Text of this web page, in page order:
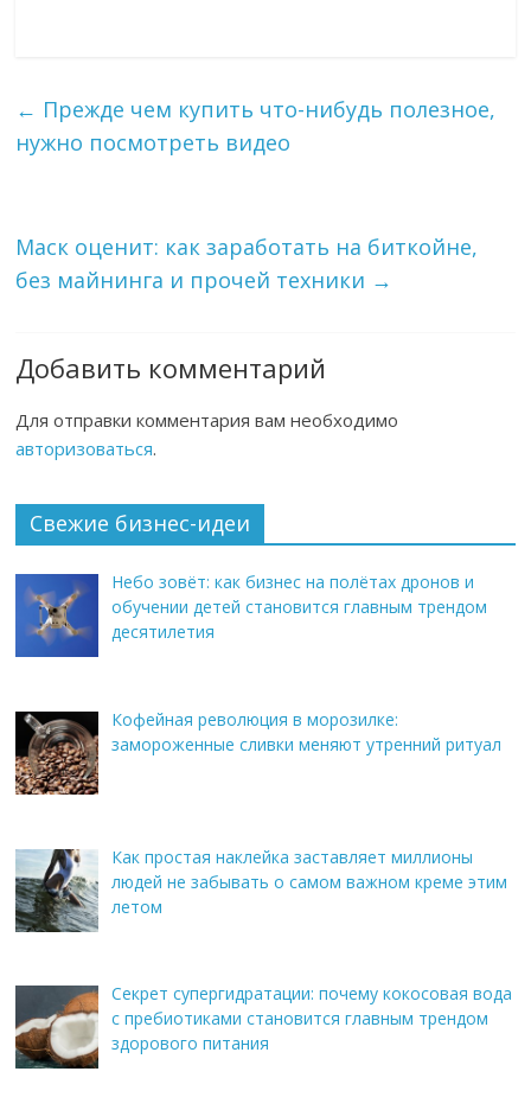
← Прежде чем купить что-нибудь полезное,
нужно посмотреть видео
Маск оценит: как заработать на биткойне,
без майнинга и прочей техники →
Добавить комментарий
Для отправки комментария вам необходимо
авторизоваться.
Свежие бизнес-идеи
Небо зовёт: как бизнес на полётах дронов и
обучении детей становится главным трендом
десятилетия
Кофейная революция в морозилке:
замороженные сливки меняют утренний ритуал
Как простая наклейка заставляет миллионы
людей не забывать о самом важном креме этим
летом
Секрет супергидратации: почему кокосовая вода
с пребиотиками становится главным трендом
здорового питания